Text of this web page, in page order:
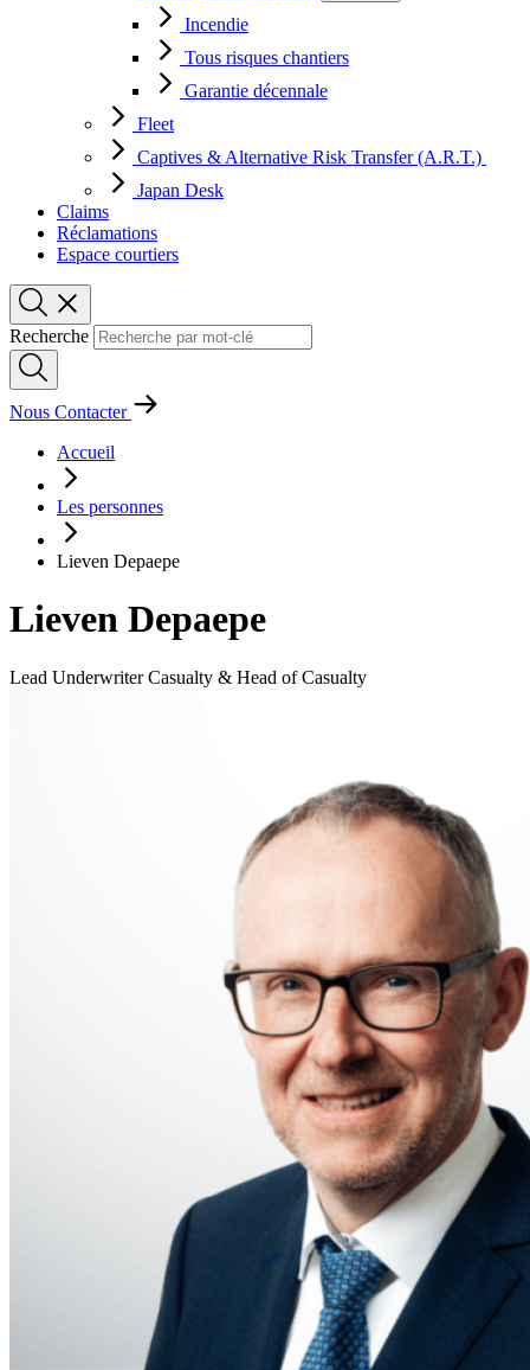
Incendie
Tous risques chantiers
Garantie décennale
Fleet
Captives & Alternative Risk Transfer (A.R.T.)
Japan Desk
Claims
Réclamations
Espace courtiers
Recherche
Nous Contacter
Accueil
Les personnes
Lieven Depaepe
Lieven Depaepe
Lead Underwriter Casualty & Head of Casualty